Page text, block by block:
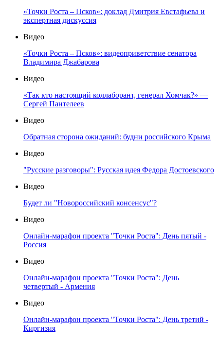
«Точки Роста – Псков»: доклад Дмитрия Евстафьева и
экспертная дискуссия
Видео
«Точки Роста – Псков»: видеоприветствие сенатора
Владимира Джабарова
Видео
«Так кто настоящий коллаборант, генерал Хомчак?» —
Сергей Пантелеев
Видео
Обратная сторона ожиданий: будни российского Крыма
Видео
"Русские разговоры": Русская идея Федора Достоевского
Видео
Будет ли "Новороссийский консенсус"?
Видео
Онлайн-марафон проекта "Точки Роста": День пятый -
Россия
Видео
Онлайн-марафон проекта "Точки Роста": День
четвертый - Армения
Видео
Онлайн-марафон проекта "Точки Роста": День третий -
Киргизия